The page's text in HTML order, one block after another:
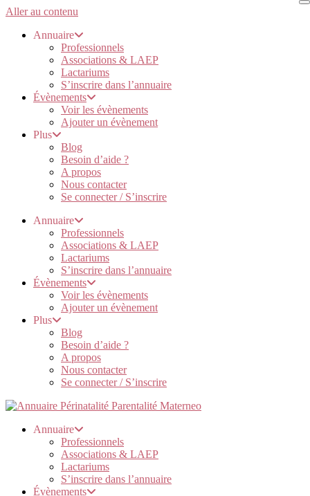
Aller au contenu
Annuaire
Professionnels
Associations & LAEP
Lactariums
S’inscrire dans l’annuaire
Évènements
Voir les évènements
Ajouter un évènement
Plus
Blog
Besoin d’aide ?
A propos
Nous contacter
Se connecter / S’inscrire
Annuaire
Professionnels
Associations & LAEP
Lactariums
S’inscrire dans l’annuaire
Évènements
Voir les évènements
Ajouter un évènement
Plus
Blog
Besoin d’aide ?
A propos
Nous contacter
Se connecter / S’inscrire
Annuaire
Professionnels
Associations & LAEP
Lactariums
S’inscrire dans l’annuaire
Évènements